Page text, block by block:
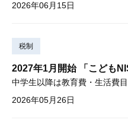
2026年06月15日
税制
2027年1月開始 「こども
中学生以降は教育費・生活費
2026年05月26日